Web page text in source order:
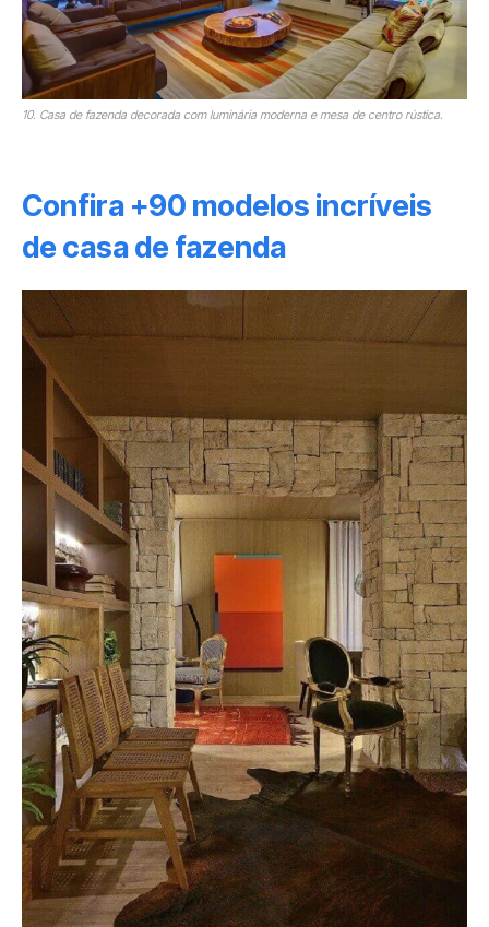
10. Casa de fazenda decorada com luminária moderna e mesa de centro rústica.
Confira +90 modelos incríveis
de casa de fazenda